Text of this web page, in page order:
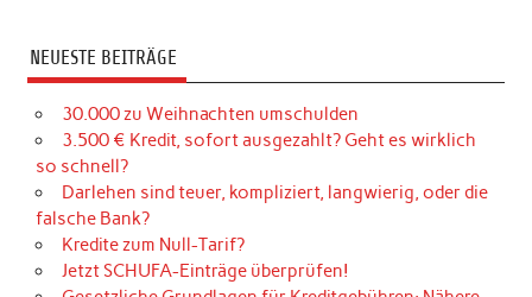
NEUESTE BEITRÄGE
30.000 zu Weihnachten umschulden
3.500 € Kredit, sofort ausgezahlt? Geht es wirklich
so schnell?
Darlehen sind teuer, kompliziert, langwierig, oder die
falsche Bank?
Kredite zum Null-Tarif?
Jetzt SCHUFA-Einträge überprüfen!